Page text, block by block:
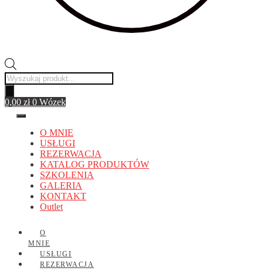
Wyszukiwarka
produktów
0,00 zł 0 Wózek
O MNIE
USŁUGI
REZERWACJA
KATALOG PRODUKTÓW
SZKOLENIA
GALERIA
KONTAKT
Outlet
O
MNIE
USŁUGI
REZERWACJA